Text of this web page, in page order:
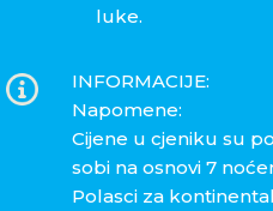
luke.
INFORMACIJE:
Napomene:
Cijene u cjeniku su
sobi na osnovi 7
Polasci za